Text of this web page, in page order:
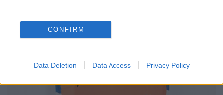
CONFIRM
Data Deletion Data Access Privacy Policy